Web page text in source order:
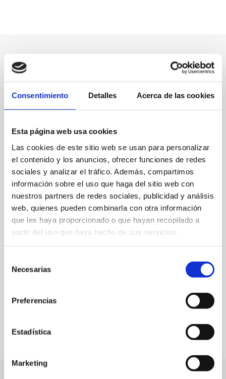
Consentimiento Detalles Acerca de las cookies
Esta página web usa cookies
Las cookies de este sitio web se usan para personalizar
el contenido y los anuncios, ofrecer funciones de redes
sociales y analizar el tráfico. Además, compartimos
información sobre el uso que haga del sitio web con
nuestros partners de redes sociales, publicidad y análisis
web, quienes pueden combinarla con otra información
que les haya proporcionado o que hayan recopilado a
partir del uso que haya hecho de sus servicios.
Necesarias
Preferencias
Estadística
Marketing
C/ Loreto, 28 B
630946688
Especialidad: